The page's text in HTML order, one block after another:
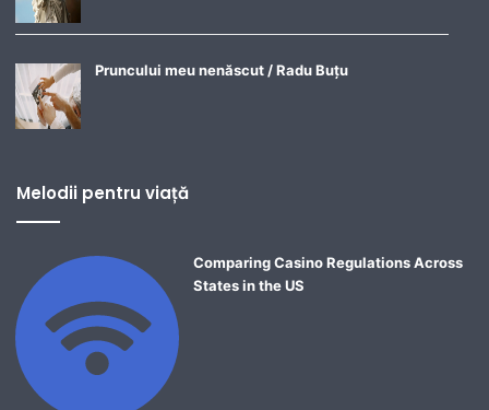
Pruncului meu nenăscut / Radu Buțu
Melodii pentru viață
Comparing Casino Regulations Across
States in the US